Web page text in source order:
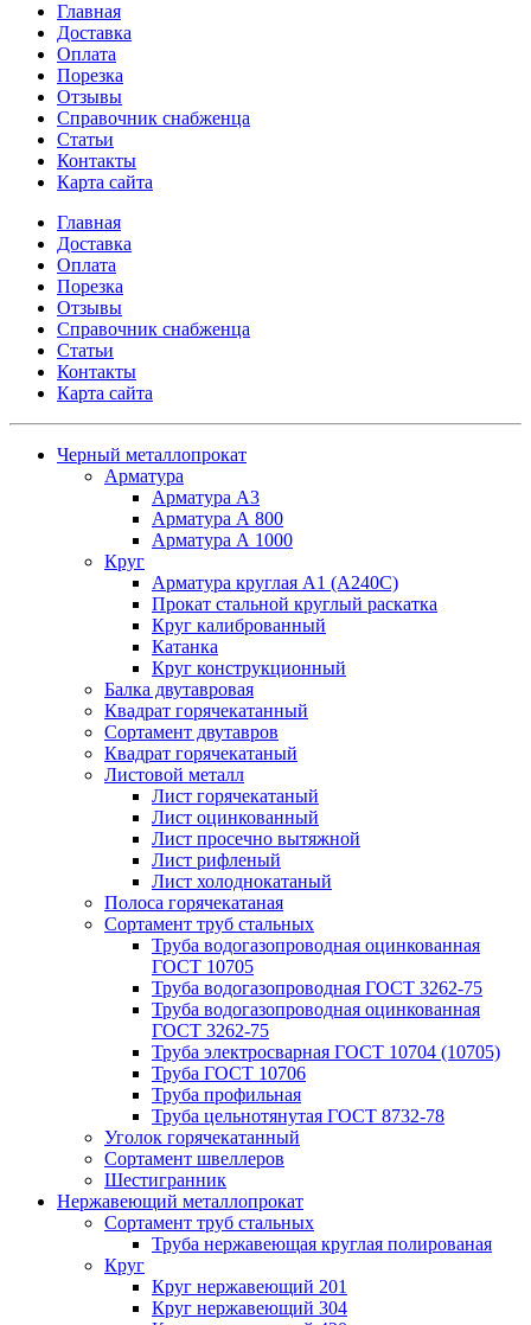
Главная
Доставка
Оплата
Порезка
Отзывы
Справочник снабженца
Статьи
Контакты
Карта сайта
Главная
Доставка
Оплата
Порезка
Отзывы
Справочник снабженца
Статьи
Контакты
Карта сайта
Черный металлопрокат
Арматура
Арматура А3
Арматура А 800
Арматура А 1000
Круг
Арматура круглая А1 (А240C)
Прокат стальной круглый раскатка
Круг калиброванный
Катанка
Круг конструкционный
Балка двутавровая
Квадрат горячекатанный
Сортамент двутавров
Квадрат горячекатаный
Листовой металл
Лист горячекатаный
Лист оцинкованный
Лист просечно вытяжной
Лист рифленый
Лист холоднокатаный
Полоса горячекатаная
Сортамент труб стальных
Труба водогазопроводная оцинкованная
ГОСТ 10705
Труба водогазопроводная ГОСТ 3262-75
Труба водогазопроводная оцинкованная
ГОСТ 3262-75
Труба электросварная ГОСТ 10704 (10705)
Труба ГОСТ 10706
Труба профильная
Труба цельнотянутая ГОСТ 8732-78
Уголок горячекатанный
Сортамент швеллеров
Шестигранник
Нержавеющий металлопрокат
Сортамент труб стальных
Труба нержавеющая круглая полированая
Круг
Круг нержавеющий 201
Круг нержавеющий 304